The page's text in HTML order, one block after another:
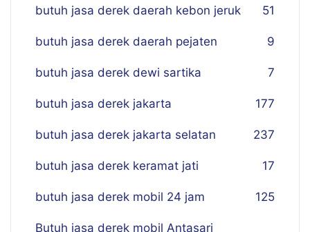
butuh jasa derek daerah kebon jeruk 51
butuh jasa derek daerah pejaten 9
butuh jasa derek dewi sartika 7
butuh jasa derek jakarta 177
butuh jasa derek jakarta selatan 237
butuh jasa derek keramat jati 17
butuh jasa derek mobil 24 jam 125
Butuh jasa derek mobil Antasari